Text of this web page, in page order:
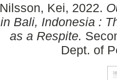
Nilsson, Kei, 2022.
in Bali, Indonesia :
as a Respite.
Dept. of